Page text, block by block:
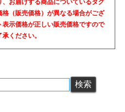
お届けする商品についているタグ
（販売価格）が異なる場合がござ
示価格が正しい販売価格ですので
承ください。